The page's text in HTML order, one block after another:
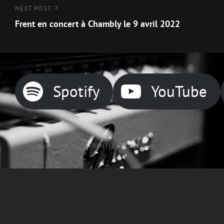
Next
Post
NEXT POST
Frent en concert à Chambly le 9 avril 2022
Spotify YouTube
Copyright © 2026FRENT|Euphony ByCatch Themes